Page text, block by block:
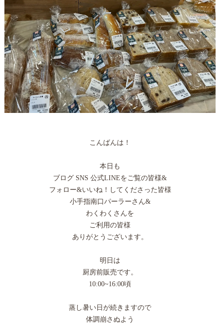
こんばんは！
本日も
ブログ SNS 公式LINEをご覧の皆様&
フォロー&いいね！してくださった皆様
小手指南口パーラーさん&
わくわくさんを
ご利用の皆様
ありがとうございます。
明日は
厨房前販売です。
10:00~16:00頃
蒸し暑い日が続きますので
体調崩さぬよう